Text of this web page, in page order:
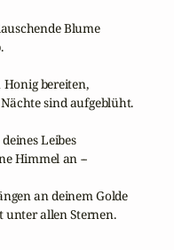
Blume
bereiten,
sind aufgeblüht.
Leibes
Himmel an --
an deinem Golde
unter allen Sternen.